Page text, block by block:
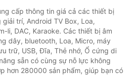
cấp thông tin giá cả các thiết bị
trí, Android TV Box, Loa,
li, DAC, Karaoke. Các thiết bị âm
dây, bluetooth, Loa, Micro, máy
trữ, USB, Đĩa, Thẻ nhớ, Ổ cứng di
sẵn có cùng sự nỗ lực không
hơn 280000 sản phẩm, giúp bạn có